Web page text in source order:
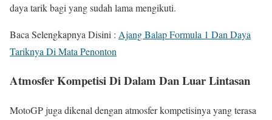
daya tarik bagi yang sudah lama mengikuti.
Baca Selengkapnya Disini : Ajang Balap Formula 1 Dan Daya
Tariknya Di Mata Penonton
Atmosfer Kompetisi Di Dalam Dan Luar Lintasan
MotoGP juga dikenal dengan atmosfer kompetisinya yang terasa